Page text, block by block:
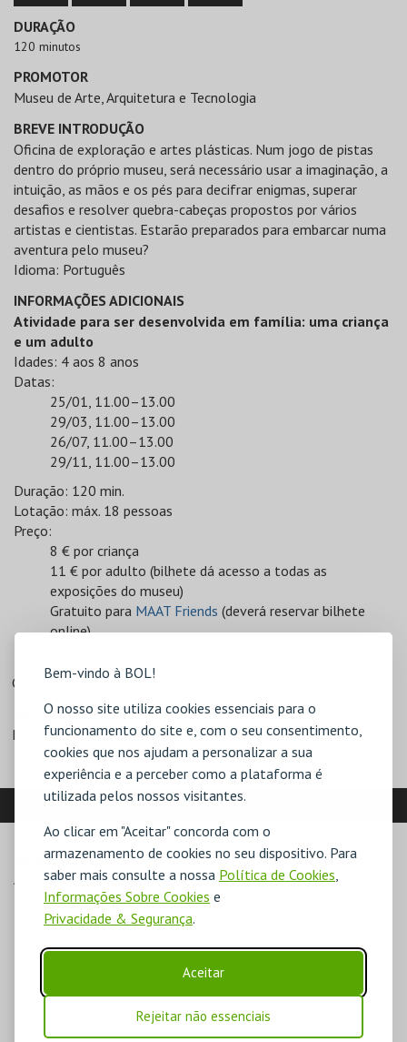
Bem-vindo à BOL!
O nosso site utiliza cookies essenciais para o
funcionamento do site e, com o seu consentimento,
cookies que nos ajudam a personalizar a sua
experiência e a perceber como a plataforma é
utilizada pelos nossos visitantes.
Ao clicar em "Aceitar" concorda com o
armazenamento de cookies no seu dispositivo. Para
saber mais consulte a nossa Política de Cookies,
Informações Sobre Cookies e
Privacidade & Segurança.
Aceitar
Rejeitar não essenciais
DURAÇÃO
120 minutos
PROMOTOR
Museu de Arte, Arquitetura e Tecnologia
BREVE INTRODUÇÃO
Oficina de exploração e artes plásticas. Num jogo de pistas
dentro do próprio museu, será necessário usar a imaginação, a
intuição, as mãos e os pés para decifrar enigmas, superar
desafios e resolver quebra-cabeças propostos por vários
artistas e cientistas. Estarão preparados para embarcar numa
aventura pelo museu?
Idioma: Português
INFORMAÇÕES ADICIONAIS
Atividade para ser desenvolvida em família: uma criança
e um adulto
Idades: 4 aos 8 anos
Datas:
25/01, 11.00–13.00
29/03, 11.00–13.00
26/07, 11.00–13.00
29/11, 11.00–13.00
Duração: 120 min.
Lotação: máx. 18 pessoas
Preço:
8 € por criança
11 € por adulto (bilhete dá acesso a todas as
exposições do museu)
Gratuito para MAAT Friends (deverá reservar bilhete
online)
Geral - 11€
DESCONTOS
Preço Adulto
Preço Criança
LOCALIZAÇÃO
MORADA
Avenida Brasília, Central Tejo
1300-598 Lisboa